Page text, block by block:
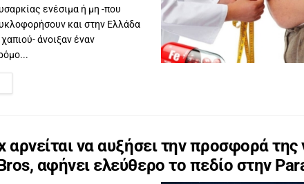
ενέσιμα ή μη -που
και στην Ελλάδα
άνοιξαν έναν
αρνείται να αυξήσει την προσφορά της
αφήνει ελεύθερο το πεδίο στην